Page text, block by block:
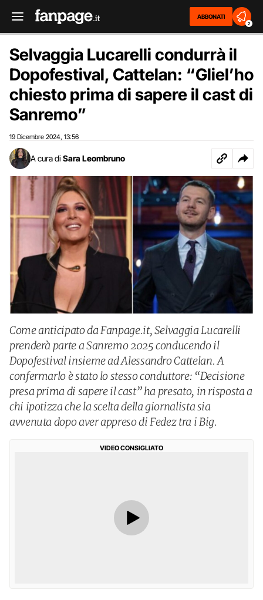
ABBONATI
2
Selvaggia Lucarelli condurrà il
Dopofestival, Cattelan: “Gliel’ho
chiesto prima di sapere il cast di
Sanremo”
19 Dicembre 2024 13:56
A cura di Sara Leombruno
Come anticipato da Fanpage.it, Selvaggia Lucarelli
prenderà parte a Sanremo 2025 conducendo il
Dopofestival insieme ad Alessandro Cattelan. A
confermarlo è stato lo stesso conduttore: “Decisione
presa prima di sapere il cast” ha presato, in risposta a
chi ipotizza che la scelta della giornalista sia
avvenuta dopo aver appreso di Fedez tra i Big.
VIDEO CONSIGLIATO